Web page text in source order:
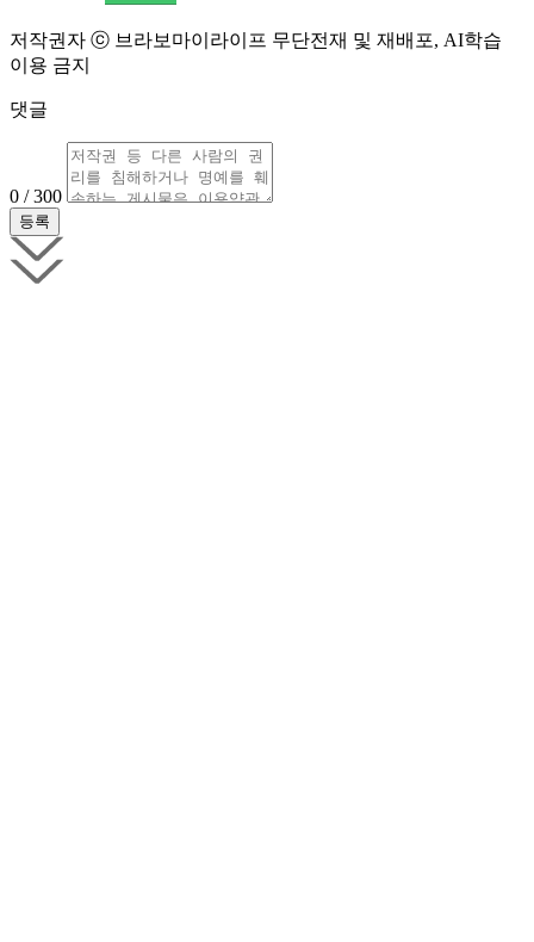
저작권자 ⓒ 브라보마이라이프 무단전재 및 재배포, AI학습
이용 금지
댓글
0 / 300